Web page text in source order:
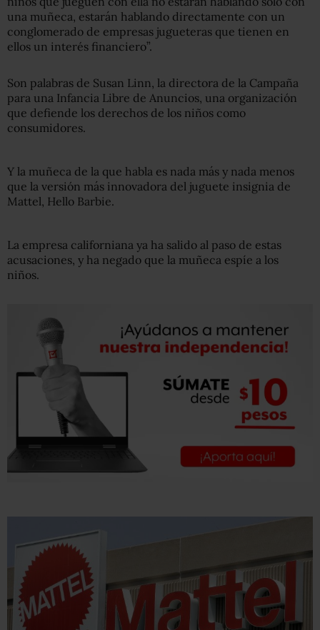
una muñeca, estarán hablando directamente con un
conglomerado de empresas jugueteras que tienen en
ellos un interés financiero”.
Son palabras de Susan Linn, la directora de la Campaña
para una Infancia Libre de Anuncios, una organización
que defiende los derechos de los niños como
consumidores.
Y la muñeca de la que habla es nada más y nada menos
que la versión más innovadora del juguete insignia de
Mattel, Hello Barbie.
La empresa californiana ya ha salido al paso de estas
acusaciones, y ha negado que la muñeca espíe a los
niños.